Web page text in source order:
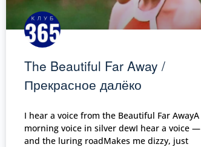
The Beautiful Far Away /
Прекрасное далёко
I hear a voice from the Beautiful Far AwayA
morning voice in silver dewI hear a voice —
and the luring roadMakes me dizzy, just